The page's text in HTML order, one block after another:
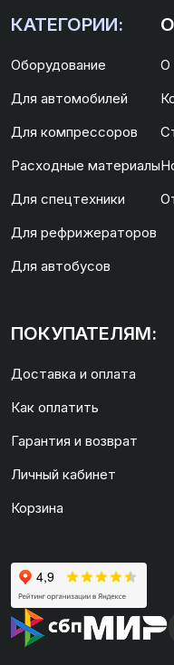
КАТЕГОРИИ:
Оборудование
Для автомобилей
Для компрессоров
Расходные материалы
Для спецтехники
Для рефрижераторов
Для автобусов
О
ПОКУПАТЕЛЯМ:
Доставка и оплата
Как оплатить
Гарантия и возврат
Личный кабинет
Корзина